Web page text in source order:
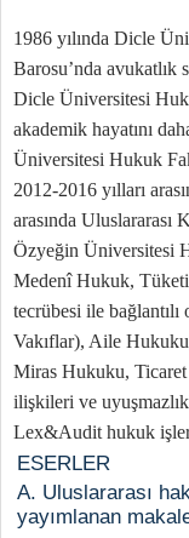
1986 yılında Dicle
Barosu’nda avukatlık
Dicle Üniversitesi
akademik hayatını
Üniversitesi Hukuk
2012-2016 yılları
arasında
Özyeğin Üniversitesi
Medenî Hukuk,
tecrübesi ile
Vakıflar), Aile
Miras Hukuku,
ilişkileri ve
Lex&Audit hukuk
ESERLER
A. Uluslararası
yayımlanan